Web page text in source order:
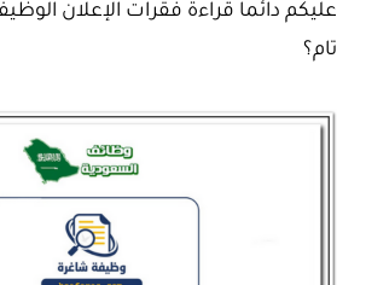
عليكم دائما قراءة فقرات الإعلان
تام؟